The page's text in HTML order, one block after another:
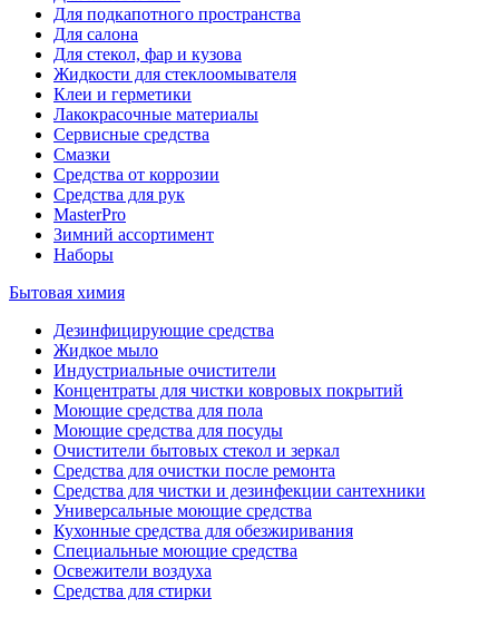
Для подкапотного пространства
Для салона
Для стекол, фар и кузова
Жидкости для стеклоомывателя
Клеи и герметики
Лакокрасочные материалы
Сервисные средства
Смазки
Средства от коррозии
Средства для рук
MasterPro
Зимний ассортимент
Наборы
Бытовая химия
Дезинфицирующие средства
Жидкое мыло
Индустриальные очистители
Концентраты для чистки ковровых покрытий
Моющие средства для пола
Моющие средства для посуды
Очистители бытовых стекол и зеркал
Средства для очистки после ремонта
Средства для чистки и дезинфекции сантехники
Универсальные моющие средства
Кухонные средства для обезжиривания
Специальные моющие средства
Освежители воздуха
Средства для стирки